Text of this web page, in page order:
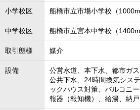
小学校区 船橋市立市場小学校（1000m
中学校区 船橋市立宮本中学校（1400m
取引態様 媒介
設備
公営水道、本下水、都市ガス
公共下水、24時間換気シス
ックハウス対策、バルコニ
報器（報知機）、給湯、納戸